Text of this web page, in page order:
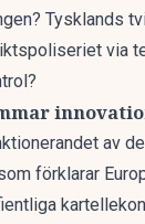
Tysklands
via
av
förklarar